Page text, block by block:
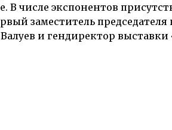
числе экспонентов
заместитель
и гендиректор выставки